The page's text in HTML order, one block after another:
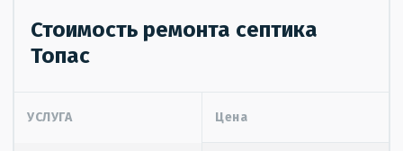
Стоимость ремонта септика
Топас
УСЛУГА Цена